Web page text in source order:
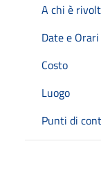
A chi è
Date e Orari
Costo
Luogo
Punti di